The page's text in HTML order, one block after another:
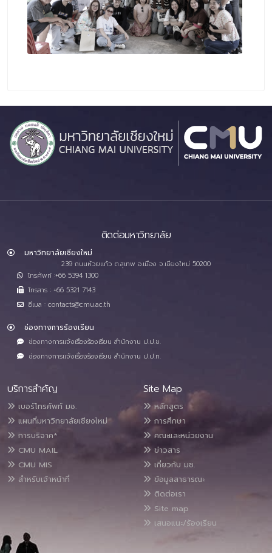
ติดต่อมหาวิทยาลัย
มหาวิทยาลัยเชียงใหม่
239 ถนนห้วยแก้ว ต.สุเทพ อ.เมือง จ.เชียงใหม่ 50200
โทรศัพท์ :+66 5394 1300
โทรสาร : +66 5321 7143
อีเมล : contacts@cmu.ac.th
ช่องทางการร้องเรียน
ช่องทางการแจ้งเรื่องร้องเรียน สำนักงาน ป.ป.ช.
ช่องทางการแจ้งเรื่องร้องเรียน สำนักงาน ป.ป.ท.
บริการสำคัญ
เบอร์โทรศัพท์ มช.
แผนที่มหาวิทยาลัยเชียงใหม่
การบริจาค*
CMU MAIL
CMU MIS
สำหรับเจ้าหน้าที่
Site Map
หลักสูตร
การศึกษา
คณะและหน่วยงาน
ข่าวสาร
เกี่ยวกับ มช.
ข้อมูลสาธารณะ
ติดต่อเรา
Site map
เสนอแนะ/ร้องเรียน